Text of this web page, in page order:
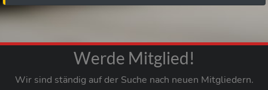
Werde Mitglied!
Wir sind ständig auf der Suche nach neuen Mitgliedern.